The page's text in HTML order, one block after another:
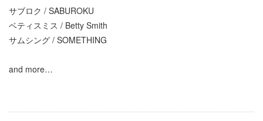
サブロク / SABUROKU
ベティスミス / Betty Smith
サムシング / SOMETHING
and more…